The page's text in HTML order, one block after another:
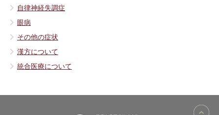
自律神経失調症
眼病
その他の症状
漢方について
統合医療について